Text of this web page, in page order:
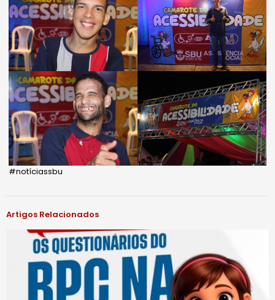
#notíciassbu
Artigos Relacionados